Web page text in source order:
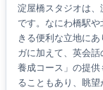
淀屋橋スタジオは
です。なにわ橋駅
きる便利な立地に
ガに加えて、英会
養成コース」の提
ることもあり、眺